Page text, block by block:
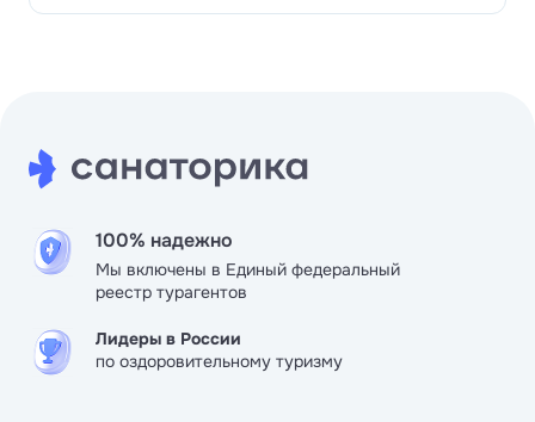
100% надежно
Мы включены в Единый федеральный
реестр турагентов
Лидеры в России
по оздоровительному туризму